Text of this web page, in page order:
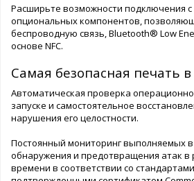
Расширьте возможности подключения
опциональных компонентов,
беспроводную связь, Bluetooth® Low
основе NFC.
Самая безопасная печать
Автоматическая проверка
запуске и самостоятельное
нарушения его целостности.
Постоянный мониторинг выполняемых
обнаружения и предотвращения атак в
времени в соответствии со